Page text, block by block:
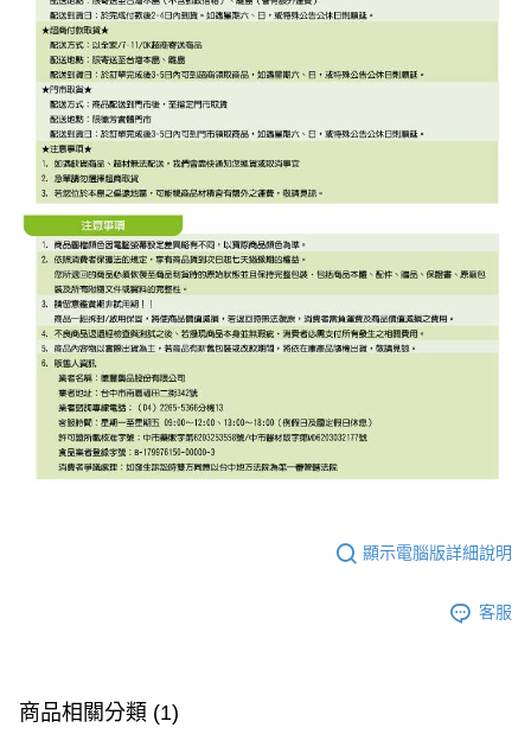
顯示電腦版詳細說明
客服
商品相關分類 (1)